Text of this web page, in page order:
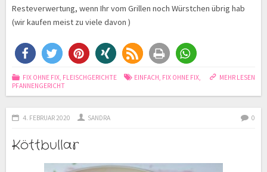
Resteverwertung, wenn Ihr vom Grillen noch Würstchen übrig hab
(wir kaufen meist zu viele davon )
MEHR LESEN
FIX OHNE FIX, FLEISCHGERICHTE EINFACH, FIX OHNE FIX,
PFANNENGERICHT
4. FEBRUAR 2020 SANDRA 0
Köttbullar